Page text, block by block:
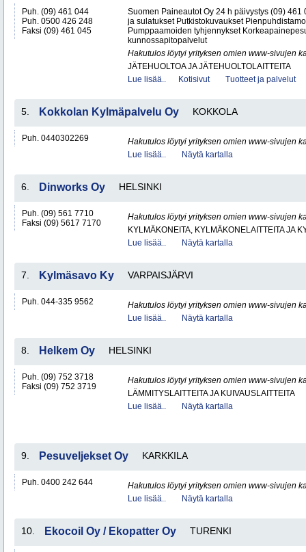
Puh. (09) 461 044
Puh. 0500 426 248
Faksi (09) 461 045
Suomen Paineautot Oy 24 h päivystys (09)
ja sulatukset Putkistokuvaukset
Pumppaamoiden tyhjennykset
kunnossapitopalvelut
Hakutulos löytyi yrityksen omien www-sivujen
JÄTEHUOLTOA JA JÄTEHUOLTOLAITTEITA
Lue lisää..
Kotisivut Tuotteet ja palvelut
5. Kokkolan Kylmäpalvelu Oy KOKKOLA
Puh. 0440302269
Hakutulos löytyi yrityksen omien www-sivujen
Lue lisää..
Näytä kartalla
6. Dinworks Oy HELSINKI
Puh. (09) 561 7710
Faksi (09) 5617 7170
Hakutulos löytyi yrityksen omien www-sivujen
KYLMÄKONEITA, KYLMÄKONELAITTEITA JA
Lue lisää..
Näytä kartalla
7. Kylmäsavo Ky VARPAISJÄRVI
Puh. 044-335 9562
Hakutulos löytyi yrityksen omien www-sivujen
Lue lisää..
Näytä kartalla
8. Helkem Oy HELSINKI
Puh. (09) 752 3718
Faksi (09) 752 3719
Hakutulos löytyi yrityksen omien www-sivujen
LÄMMITYSLAITTEITA JA KUIVAUSLAITTEITA
Lue lisää..
Näytä kartalla
9. Pesuveljekset Oy KARKKILA
Puh. 0400 242 644
Hakutulos löytyi yrityksen omien www-sivujen
Lue lisää..
Näytä kartalla
10. Ekocoil Oy / Ekopatter Oy TURENKI